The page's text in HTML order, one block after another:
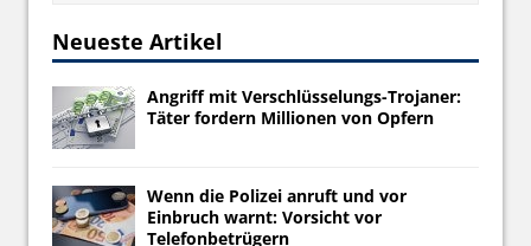
Neueste Artikel
Angriff mit Verschlüsselungs-Trojaner:
Täter fordern Millionen von Opfern
Wenn die Polizei anruft und vor
Einbruch warnt: Vorsicht vor
Telefonbetrügern